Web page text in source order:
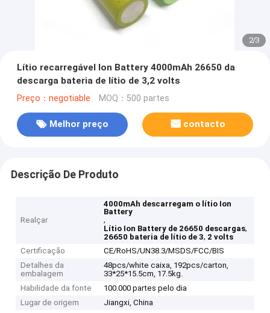
2/3
Lítio recarregável Ion Battery 4000mAh 26650 da
descarga bateria de lítio de 3,2 volts
Preço：negotiable MOQ：500 partes
Melhor preço contacto
Descrição De Produto
Realçar
4000mAh descarregam o lítio Ion
Battery
,
Lítio Ion Battery de 26650 descargas,
26650 bateria de lítio de 3, 2 volts
Certificação
CE/RoHS/UN38.3/MSDS/FCC/BIS
Detalhes da
embalagem
48pcs/white caixa, 192pcs/carton,
33*25*15.5cm, 17.5kg.
Habilidade da fonte
100.000 partes pelo dia
Lugar de origem
Jiangxi, China